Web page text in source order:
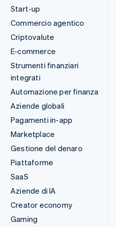
Start-up
Commercio agentico
Criptovalute
E-commerce
Strumenti finanziari
integrati
Automazione per finanza
Aziende globali
Pagamenti in-app
Marketplace
Gestione del denaro
Piattaforme
SaaS
Aziende di IA
Creator economy
Gaming